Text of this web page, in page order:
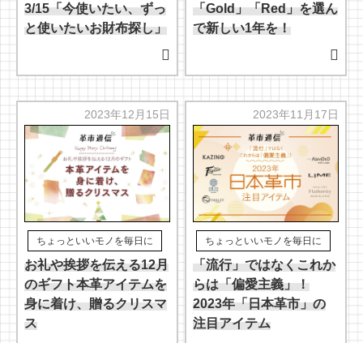
3/15「今使いたい、ずっ
と使いたいお財布探し」
「Gold」「Red」を選ん
で新しい1年を！
2023年12月15日
ちょっといいモノを毎日に
お礼や挨拶を伝える12月
のギフト本革アイテムを
身に着け、贈るクリスマ
ス
2023年11月17日
ちょっといいモノを毎日に
「流行」ではなくこれか
らは「偏愛主義」！
2023年「日本革市」の
注目アイテム